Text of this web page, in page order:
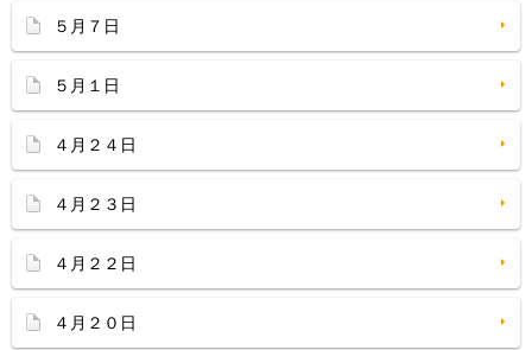
５月７日
５月１日
４月２４日
４月２３日
４月２２日
４月２０日